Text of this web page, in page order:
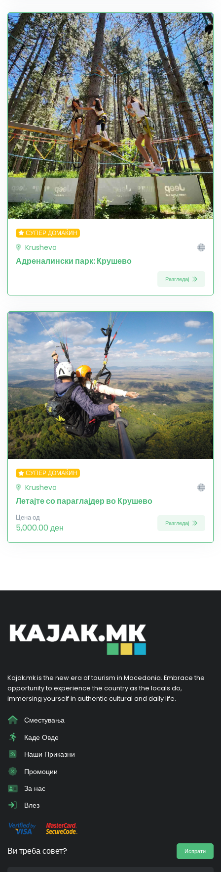
СУПЕР ДОМАЌИН
Krushevo
Адреналински парк: Крушево
Разгледај
СУПЕР ДОМАЌИН
Krushevo
Летајте со параглајдер во Крушево
Цена од
5,000.00 ден Разгледај
Kajak.mk is the new era of tourism in Macedonia. Embrace the
opportunity to experience the country as the locals do,
immersing yourself in authentic cultural and daily life.
Сместувања
Каде Овде
Наши Приказни
Промоции
За нас
Влез
Ви треба совет? Испрати